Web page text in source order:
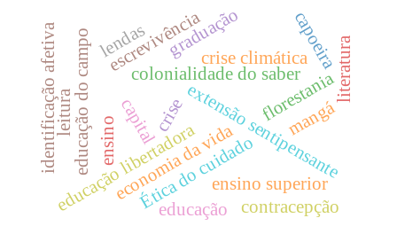
extensão sentipensante
colonialidade do saber
educação libertadora
florestania
Ética do cuidado
educação do campo
ensino superior
economia da vida
crise climática
crise
capital
ensino
graduação
escrevivência literatura
educação
mangá
leitura
identificação afetiva capoeira
lendas
contracepção